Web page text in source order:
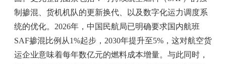
制掺混、货机机队的更新换代、以及数字化运力调度系
统的优化。2026年，中国民航局已明确要求国内航班
SAF掺混比例从1%起步，2030年提升至5%，这对航空货
运企业意味着每年数亿元的燃料成本增量。与此同时，